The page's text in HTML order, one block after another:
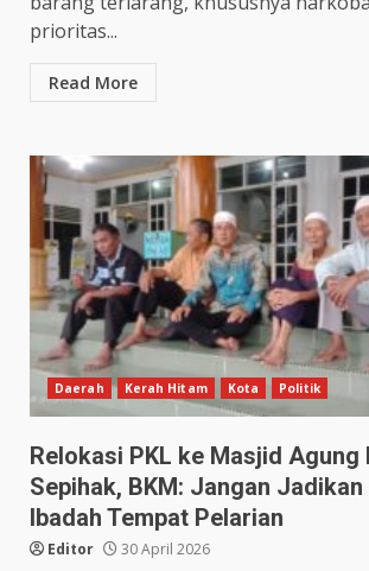
prioritas...
Read More
Daerah Kerah Hitam Kota Politik
Relokasi PKL ke Masjid Agung
Sepihak, BKM: Jangan Jadikan
Ibadah Tempat Pelarian
Editor 30 April 2026